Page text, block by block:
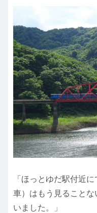
「ほっとゆだ駅付近
車）はもう見ること
いました。」